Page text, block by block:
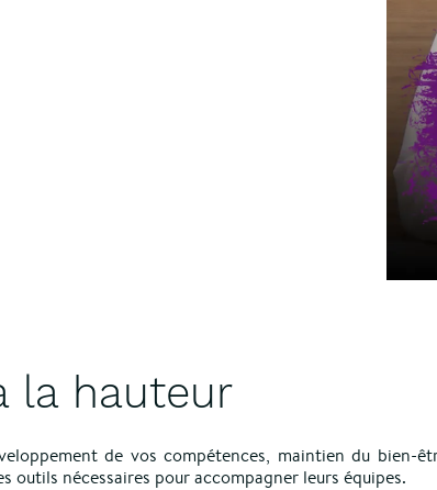
la hauteur
de vos compétences, maintien du
outils nécessaires pour accompagner leurs équipes.